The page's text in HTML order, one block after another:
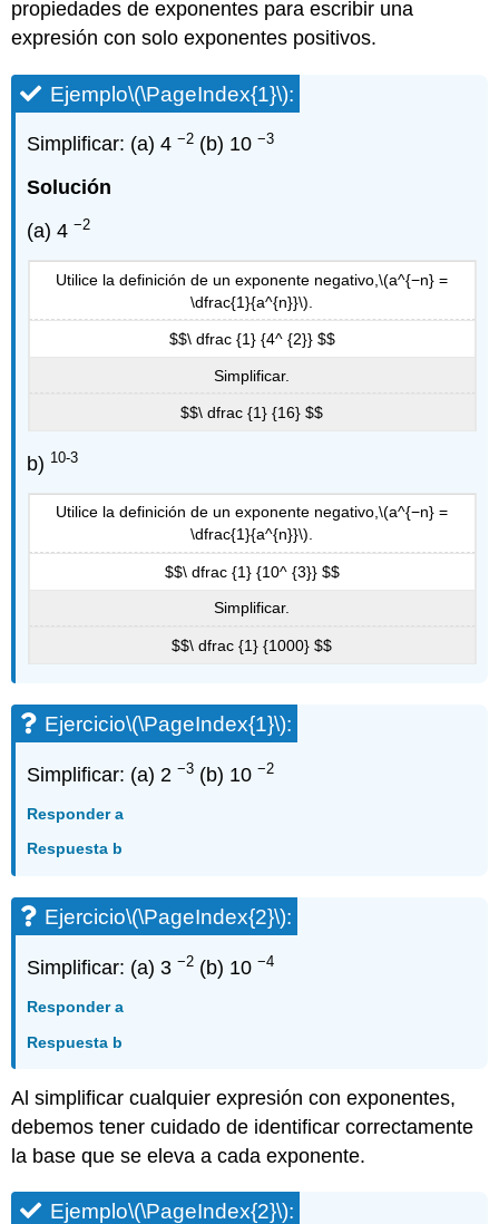
propiedades de exponentes para escribir una
expresión con solo exponentes positivos.
Ejemplo\(\PageIndex{1}\):
Simplificar: (a) 4−2 (b) 10−3
Solución
(a) 4−2
Utilice la definición de un exponente negativo, \(a^{−n} =
\dfrac{1}{a^{n}}\)
$$\ dfrac {1} {4^ {2}} $$
Simplificar.
$$\ dfrac {1} {16} $$
b) 10-3
Utilice la definición de un exponente negativo,\(a^{−n} =
\dfrac{1}{a^{n}}\).
$$\ dfrac {1} {10^ {3}} $$
Simplificar.
$$\ dfrac {1} {1000} $$
Ejercicio\(\PageIndex{1}\):
Simplificar: (a) 2−3 (b) 10−2
Responder a
Respuesta b
Ejercicio\(\PageIndex{2}\):
Simplificar: (a) 3−2 (b) 10−4
Responder a
Respuesta b
Al simplificar cualquier expresión con exponentes,
debemos tener cuidado de identificar correctamente
la base que se eleva a cada exponente.
Ejemplo\(\PageIndex{2}\):